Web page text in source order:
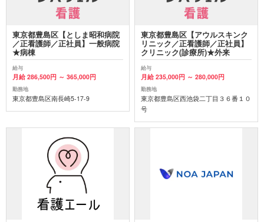
東京都豊島区【としま昭和病院
／正看護師／正社員】一般病院
★病棟
給与
月給 286,500円 ～ 365,000円
勤務地
東京都豊島区南長崎5-17-9
東京都豊島区【アウルスキンク
リニック／正看護師／正社員】
クリニック(診療所)★外来
給与
月給 235,000円 ～ 280,000円
勤務地
東京都豊島区西池袋二丁目３６番１０
号